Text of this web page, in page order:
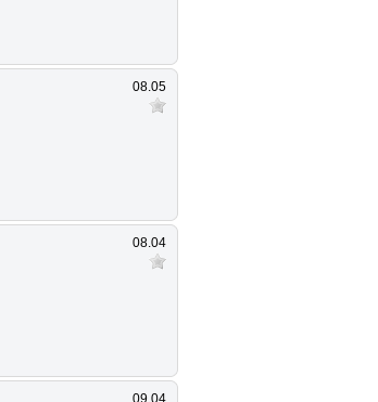
08.05
08.04
09.04